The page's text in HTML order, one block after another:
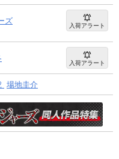
ズ 入荷アラート
入荷アラート
場地圭介